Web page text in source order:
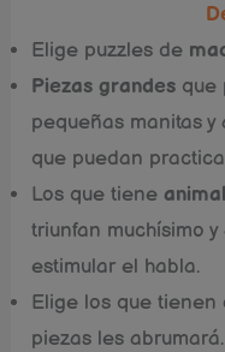
Elige puzzles de
Piezas grandes que
pequeñas manitas y
que puedan
Los que tiene
triunfan muchísimo
estimular el habla.
Elige los que tienen
piezas les abrumará.